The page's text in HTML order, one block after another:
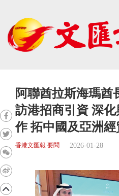
阿聯酋拉斯海瑪酋
訪港招商引資 深
作 拓中國及亞洲
香港文匯報 要聞 2026-01-28